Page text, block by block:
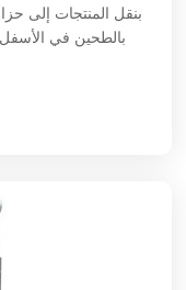
بنقل المنتجات إلى
بالطحين في
الضغط تنتظر في